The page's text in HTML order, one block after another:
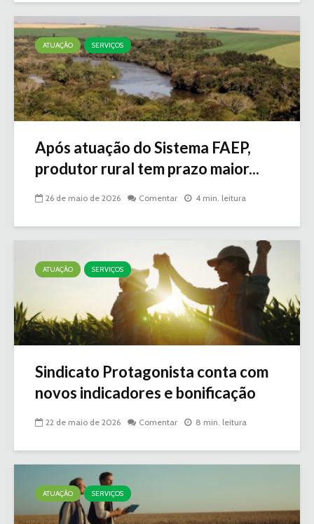
ATUAÇÃO SERVIÇOS
Após atuação do Sistema FAEP,
produtor rural tem prazo maior...
26 de maio de 2026 Comentar 4 min. leitura
ATUAÇÃO SERVIÇOS
Sindicato Protagonista conta com
novos indicadores e bonificação
22 de maio de 2026 Comentar 8 min. leitura
ATUAÇÃO SERVIÇOS